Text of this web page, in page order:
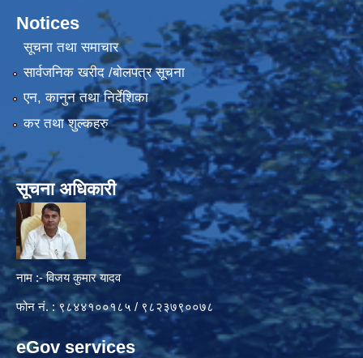
Notices
सूचना तथा समाचार
सार्वजनिक खरीद /बोलपत्र सूचना
एन, कानुन तथा निर्देशिका
कर तथा शुल्कहरु
सूचना अधिकारी
नाम :- विजय कुमार यादव
फोन नं. : ९८४४१००१८५ / ९८२३७९००७८
eGov services